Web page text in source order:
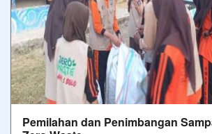
Pemilahan dan Penimbangan